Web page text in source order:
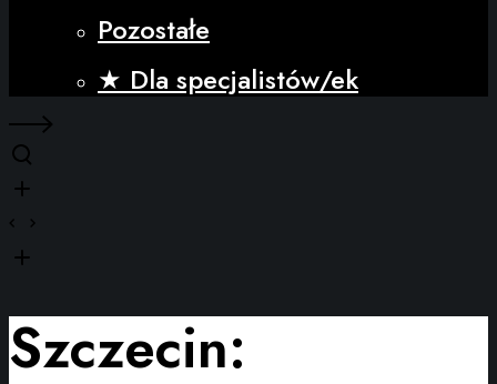
Pozostałe
★ Dla specjalistów/ek
Szczecin: